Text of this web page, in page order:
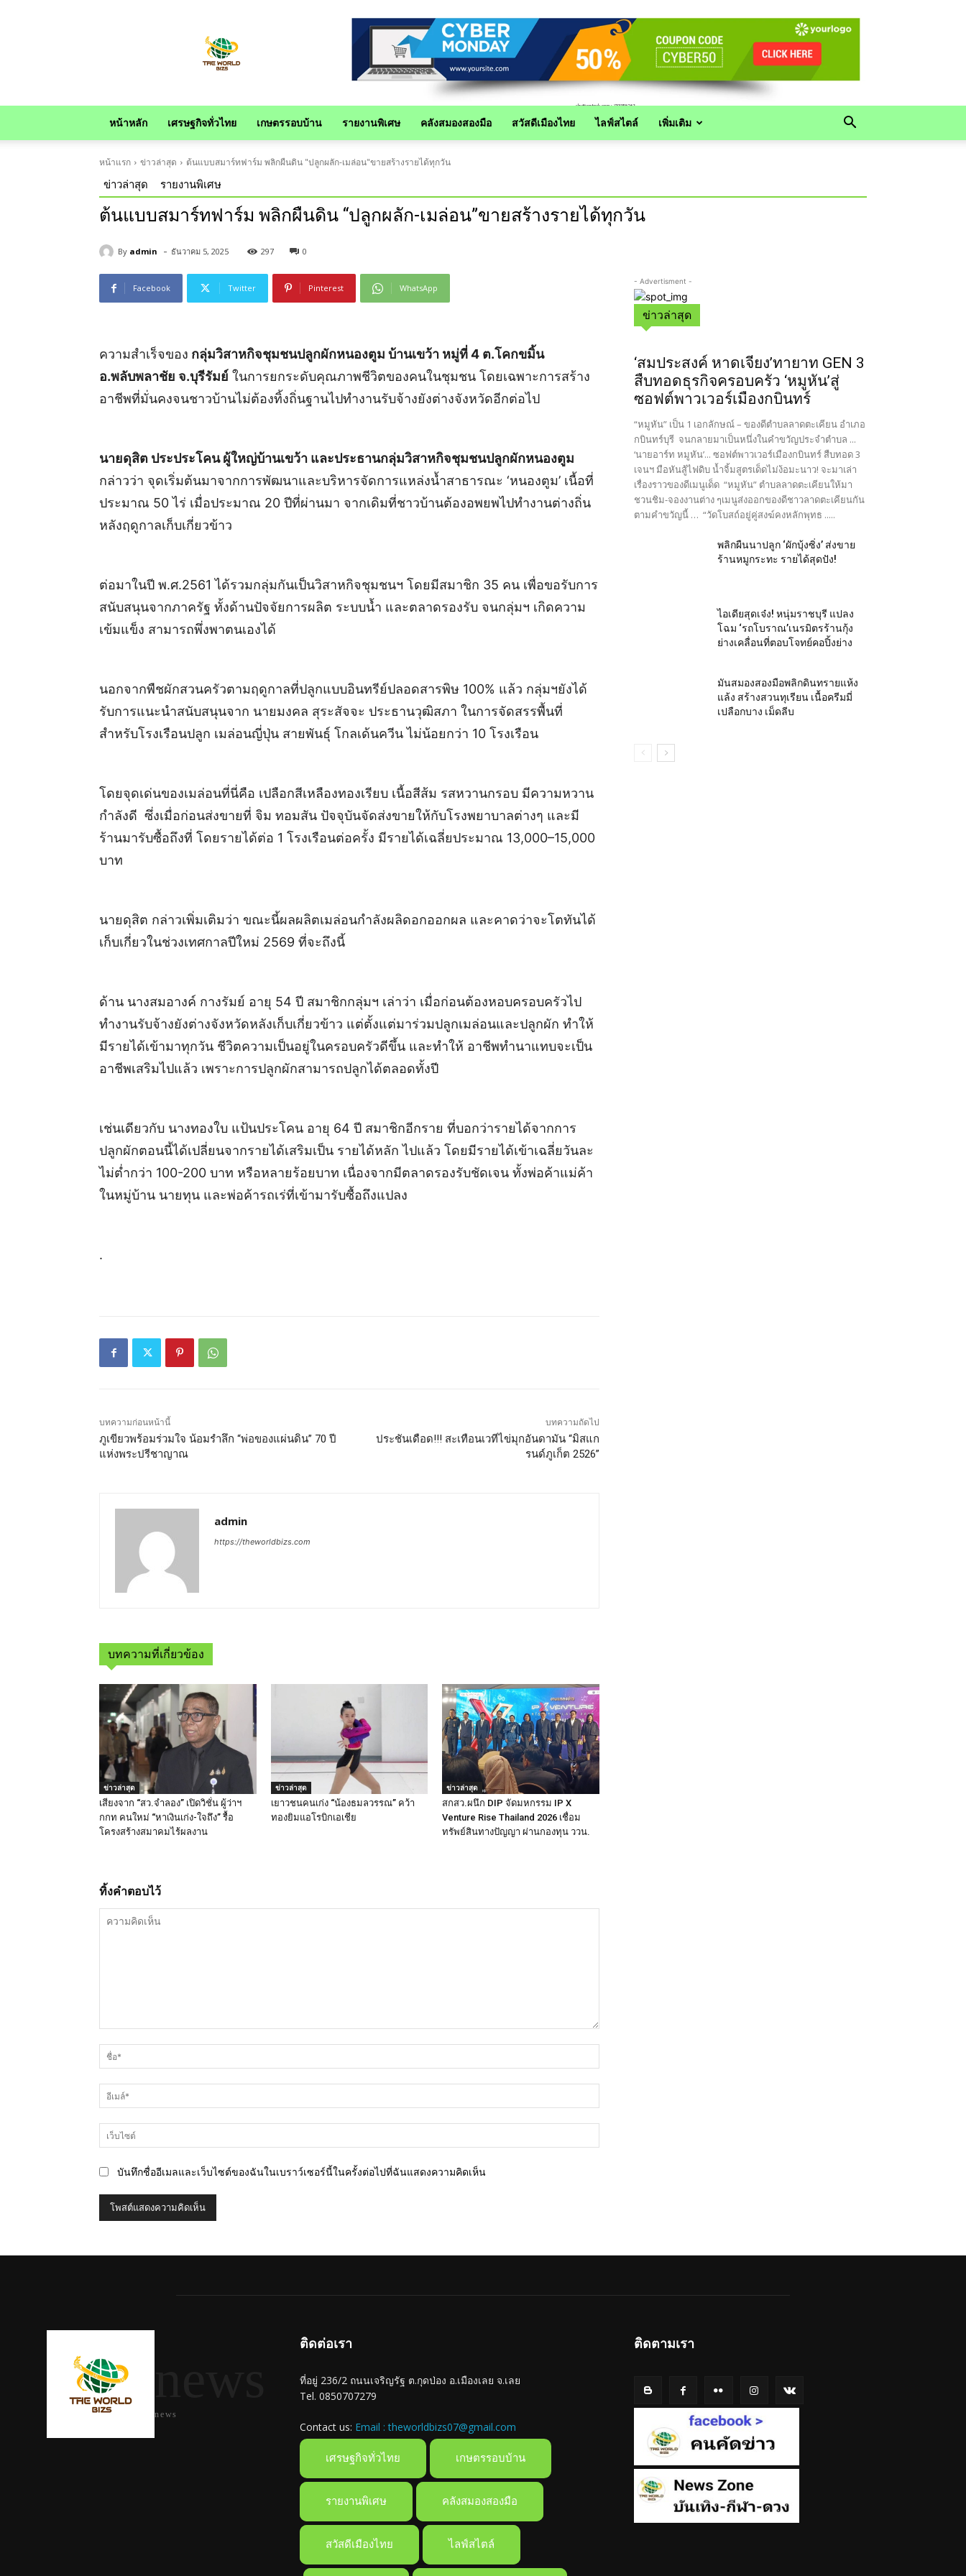
หน้าหลัก เศรษฐกิจทั่วไทย เกษตรรอบบ้าน รายงานพิเศษ คลังสมองสองมือ สวัสดีเมืองไทย ไลฟ์สไตล์ เพิ่มเติม
หน้าแรก ข่าวล่าสุด ต้นแบบสมาร์ทฟาร์ม พลิกผืนดิน "ปลูกผลัก-เมล่อน"ขายสร้างรายได้ทุกวัน
ข่าวล่าสุด รายงานพิเศษ
ต้นแบบสมาร์ทฟาร์ม พลิกผืนดิน “ปลูกผลัก-เมล่อน”ขายสร้างรายได้ทุกวัน
By admin - ธันวาคม 5, 2025 297 0
Facebook Twitter Pinterest WhatsApp
ความสำเร็จของ กลุ่มวิสาหกิจชุมชนปลูกผักหนองตูม บ้านเขว้า หมู่ที่ 4 ต.โคกขมิ้น
อ.พลับพลาชัย จ.บุรีรัมย์ ในการยกระดับคุณภาพชีวิตของคนในชุมชน โดยเฉพาะการสร้าง
อาชีพที่มั่นคงจนชาวบ้านไม่ต้องทิ้งถิ่นฐานไปทำงานรับจ้างยังต่างจังหวัดอีกต่อไป
นายดุสิต ประประโคน ผู้ใหญ่บ้านเขว้า และประธานกลุ่มวิสาหกิจชุมชนปลูกผักหนองตูม
กล่าวว่า จุดเริ่มต้นมาจากการพัฒนาและบริหารจัดการแหล่งน้ำสาธารณะ ‘หนองตูม’ เนื้อที่
ประมาณ 50 ไร่ เมื่อประมาณ 20 ปีที่ผ่านมา จากเดิมที่ชาวบ้านต้องอพยพไปทำงานต่างถิ่น
หลังฤดูกาลเก็บเกี่ยวข้าว
ต่อมาในปี พ.ศ.2561 ได้รวมกลุ่มกันเป็นวิสาหกิจชุมชนฯ โดยมีสมาชิก 35 คน เพื่อขอรับการ
สนับสนุนจากภาครัฐ ทั้งด้านปัจจัยการผลิต ระบบน้ำ และตลาดรองรับ จนกลุ่มฯ เกิดความ
เข้มแข็ง สามารถพึ่งพาตนเองได้
นอกจากพืชผักสวนครัวตามฤดูกาลที่ปลูกแบบอินทรีย์ปลอดสารพิษ 100% แล้ว กลุ่มฯยังได้
รับการแนะนำสนับสนุนจาก นายมงคล สุระสัจจะ ประธานวุฒิสภา ในการจัดสรรพื้นที่
สำหรับโรงเรือนปลูก เมล่อนญี่ปุ่น สายพันธุ์ โกลเด้นควีน ไม่น้อยกว่า 10 โรงเรือน
โดยจุดเด่นของเมล่อนที่นี่คือ เปลือกสีเหลืองทองเรียบ เนื้อสีส้ม รสหวานกรอบ มีความหวาน
กำลังดี ซึ่งเมื่อก่อนส่งขายที่ จิม ทอมสัน ปัจจุบันจัดส่งขายให้กับโรงพยาบาลต่างๆ และมี
ร้านมารับซื้อถึงที่ โดยรายได้ต่อ 1 โรงเรือนต่อครั้ง มีรายได้เฉลี่ยประมาณ 13,000–15,000
บาท
นายดุสิต กล่าวเพิ่มเติมว่า ขณะนี้ผลผลิตเมล่อนกำลังผลิดอกออกผล และคาดว่าจะโตทันได้
เก็บเกี่ยวในช่วงเทศกาลปีใหม่ 2569 ที่จะถึงนี้
ด้าน นางสมอางค์ กางรัมย์ อายุ 54 ปี สมาชิกกลุ่มฯ เล่าว่า เมื่อก่อนต้องหอบครอบครัวไป
ทำงานรับจ้างยังต่างจังหวัดหลังเก็บเกี่ยวข้าว แต่ตั้งแต่มาร่วมปลูกเมล่อนและปลูกผัก ทำให้
มีรายได้เข้ามาทุกวัน ชีวิตความเป็นอยู่ในครอบครัวดีขึ้น และทำให้ อาชีพทำนาแทบจะเป็น
อาชีพเสริมไปแล้ว เพราะการปลูกผักสามารถปลูกได้ตลอดทั้งปี
เช่นเดียวกับ นางทองใบ แป้นประโคน อายุ 64 ปี สมาชิกอีกราย ที่บอกว่ารายได้จากการ
ปลูกผักตอนนี้ได้เปลี่ยนจากรายได้เสริมเป็น รายได้หลัก ไปแล้ว โดยมีรายได้เข้าเฉลี่ยวันละ
ไม่ต่ำกว่า 100-200 บาท หรือหลายร้อยบาท เนื่องจากมีตลาดรองรับชัดเจน ทั้งพ่อค้าแม่ค้า
ในหมู่บ้าน นายทุน และพ่อค้ารถเร่ที่เข้ามารับซื้อถึงแปลง
.
บทความก่อนหน้านี้
ภูเขียวพร้อมร่วมใจ น้อมรำลึก “พ่อของแผ่นดิน” 70 ปี
แห่งพระปรีชาญาณ
บทความถัดไป
ประชันเดือด!!! สะเทือนเวทีไข่มุกอันดามัน “มิสแก
รนด์ภูเก็ต 2526”
admin
https://theworldbizs.com
บทความที่เกี่ยวข้อง
ข่าวล่าสุด
เสียงจาก “สว.จำลอง” เปิดวิชั่น ผู้ว่าฯ
กกท คนใหม่ “หาเงินเก่ง-ใจถึง” รื้อ
โครงสร้างสมาคมไร้ผลงาน
ข่าวล่าสุด
เยาวชนคนเก่ง “น้องธมลวรรณ” คว้า
ทองยิมแอโรบิกเอเชีย
ข่าวล่าสุด
สกสว.ผนึก DIP จัดมหกรรม IP X
Venture Rise Thailand 2026 เชื่อม
ทรัพย์สินทางปัญญา ผ่านกองทุน ววน.
ทิ้งคำตอบไว้
คิด
เห็น
บันทึกชื่ออีเมลและเว็บไซต์ของฉันในเบราว์เซอร์นี้ในครั้งต่อไปที่ฉันแสดงความคิดเห็น
- Advertisment -
ข่าวล่าสุด
‘สมประสงค์ หาดเจียง’ทายาท GEN 3
สืบทอดธุรกิจครอบครัว ‘หมูหัน’สู่
ซอฟต์พาวเวอร์เมืองกบินทร์
“หมูหัน” เป็น 1 เอกลักษณ์ – ของดีตำบลลาดตะเคียน อำเภอ
กบินทร์บุรี จนกลายมาเป็นหนึ่งในคำขวัญประจำตำบล ...
‘นายอาร์ท หมูหัน’... ซอฟต์พาวเวอร์เมืองกบินทร์ สืบทอด 3
เจนฯ มือหันสู้ไฟดิบ น้ำจิ้มสูตรเด็ดไม่ง้อมะนาว! จะมาเล่า
เรื่องราวของดีเมนูเด็ด “หมูหัน” ตำบลลาดตะเคียนให้มา
ชวนชิม-จองงานต่าง ๆเมนูส่งออกของดีชาวลาดตะเคียนกัน
ตามคำขวัญนี้ … “วัดโบสถ์อยู่คู่สงฆ์คงหลักพุทธ .....
พลิกผืนนาปลูก ‘ผักบุ้งซิ่ง’ ส่งขาย
ร้านหมูกระทะ รายได้สุดปัง!
ไอเดียสุดเจ๋ง! หนุ่มราชบุรี แปลง
โฉม ‘รถโบราณ’เนรมิตรร้านกุ้ง
ย่างเคลื่อนที่ตอบโจทย์คอปิ้งย่าง
มันสมองสองมือพลิกดินทรายแห้ง
แล้ง สร้างสวนทุเรียน เนื้อครีมมี่
เปลือกบาง เม็ดลีบ
news
ติดต่อเรา
ที่อยู่ 236/2 ถนนเจริญรัฐ ต.กุดป่อง อ.เมืองเลย จ.เลย
Tel. 0850707279
Contact us: Email : theworldbizs07@gmail.com
เศรษฐกิจทั่วไทย เกษตรรอบบ้าน
รายงานพิเศษ คลังสมองสองมือ
สวัสดีเมืองไทย ไลฟ์สไตล์
ติดตามเรา